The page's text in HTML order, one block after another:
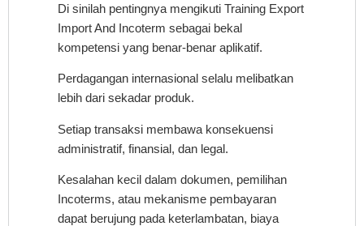
Di sinilah pentingnya mengikuti Training Export
Import And Incoterm sebagai bekal
kompetensi yang benar-benar aplikatif.
Perdagangan internasional selalu melibatkan
lebih dari sekadar produk.
Setiap transaksi membawa konsekuensi
administratif, finansial, dan legal.
Kesalahan kecil dalam dokumen, pemilihan
Incoterms, atau mekanisme pembayaran
dapat berujung pada keterlambatan, biaya